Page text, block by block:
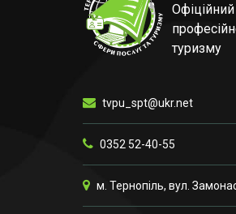
туризму
tvpu_spt@ukr.net
0352 52-40-55
м. Тернопіль, вул.